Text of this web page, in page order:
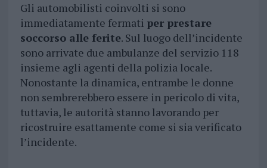
Gli automobilisti coinvolti si sono
immediatamente fermati per prestare
soccorso alle ferite. Sul luogo dell’incidente
sono arrivate due ambulanze del servizio 118
insieme agli agenti della polizia locale.
Nonostante la dinamica, entrambe le donne
non sembrerebbero essere in pericolo di vita,
tuttavia, le autorità stanno lavorando per
ricostruire esattamente come si sia verificato
l’incidente.